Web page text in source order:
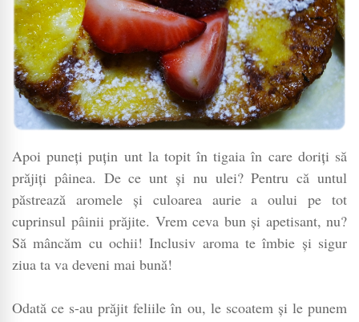
Apoi puneți puțin unt la topit în tigaia în care doriți să
prăjiți pâinea. De ce unt și nu ulei? Pentru că untul
păstrează aromele și culoarea aurie a oului pe tot
cuprinsul pâinii prăjite. Vrem ceva bun și apetisant, nu?
Să mâncăm cu ochii! Inclusiv aroma te îmbie și sigur
ziua ta va deveni mai bună!
Odată ce s-au prăjit feliile în ou, le scoatem și le punem